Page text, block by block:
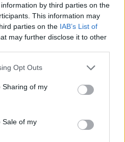
by third parties on the
This information may
parties on the IAB’s List of
may further disclose it to other
Opt Outs
Sharing of my
Sale of my
25310-22797
25310-22222
25310-22100